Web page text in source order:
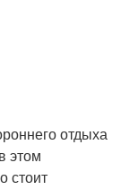
отдыха
этом
стоит